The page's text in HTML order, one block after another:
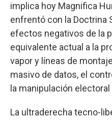
implica hoy Magnifica
enfrentó con la Doctrina
efectos negativos de la
equivalente actual a la
vapor y líneas de
masivo de datos, el
la manipulación
La ultraderecha tecno-